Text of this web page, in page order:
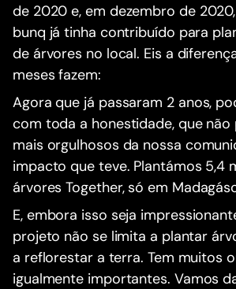
de 2020 e, em dezembro de
bunq já tinha contribuído para
de árvores no local. Eis a
meses fazem:
Agora que já passaram 2 anos,
com toda a honestidade, que
mais orgulhosos da nossa
impacto que teve. Plantámos 5,4
árvores Together, só em
E, embora isso seja
projeto não se limita a plantar
a reflorestar a terra. Tem muitos
igualmente importantes. Vamos